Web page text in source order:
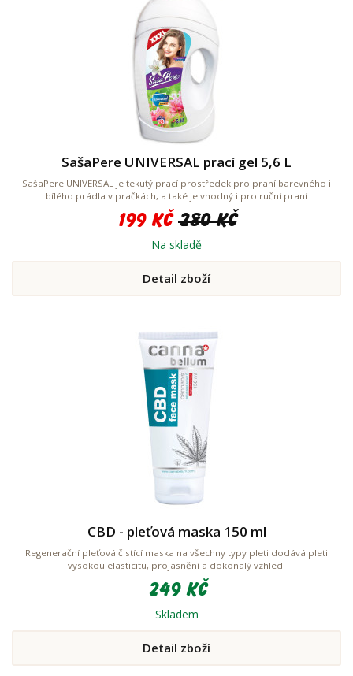
SašaPere UNIVERSAL prací gel 5,6 L
SašaPere UNIVERSAL je tekutý prací prostředek pro praní barevného i
bílého prádla v pračkách, a také je vhodný i pro ruční praní
199 Kč 280 Kč
Na skladě
Detail zboží
CBD - pleťová maska 150 ml
Regenerační pleťová čistící maska na všechny typy pleti dodává pleti
vysokou elasticitu, projasnění a dokonalý vzhled.
249 Kč
Skladem
Detail zboží